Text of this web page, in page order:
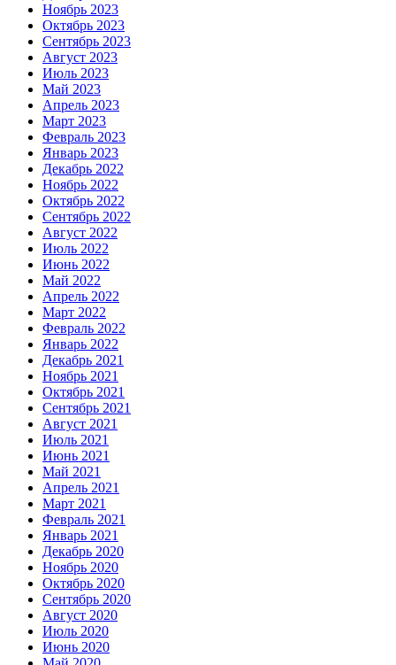
Ноябрь 2023
Октябрь 2023
Сентябрь 2023
Август 2023
Июль 2023
Май 2023
Апрель 2023
Март 2023
Февраль 2023
Январь 2023
Декабрь 2022
Ноябрь 2022
Октябрь 2022
Сентябрь 2022
Август 2022
Июль 2022
Июнь 2022
Май 2022
Апрель 2022
Март 2022
Февраль 2022
Январь 2022
Декабрь 2021
Ноябрь 2021
Октябрь 2021
Сентябрь 2021
Август 2021
Июль 2021
Июнь 2021
Май 2021
Апрель 2021
Март 2021
Февраль 2021
Январь 2021
Декабрь 2020
Ноябрь 2020
Октябрь 2020
Сентябрь 2020
Август 2020
Июль 2020
Июнь 2020